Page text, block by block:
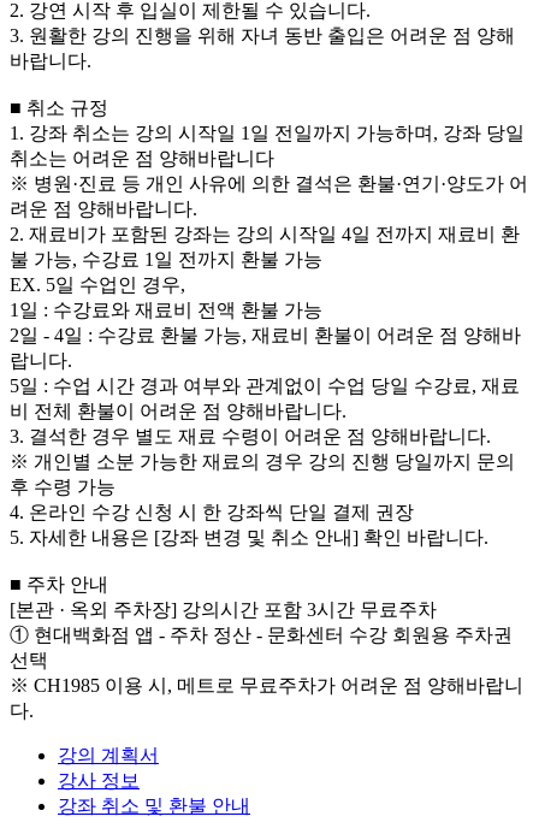
2. 강연 시작 후 입실이 제한될 수 있습니다.
3. 원활한 강의 진행을 위해 자녀 동반 출입은 어려운 점 양해
바랍니다.
■ 취소 규정
1. 강좌 취소는 강의 시작일 1일 전일까지 가능하며, 강좌 당일
취소는 어려운 점 양해바랍니다
※ 병원·진료 등 개인 사유에 의한 결석은 환불·연기·양도가 어
려운 점 양해바랍니다.
2. 재료비가 포함된 강좌는 강의 시작일 4일 전까지 재료비 환
불 가능, 수강료 1일 전까지 환불 가능
EX. 5일 수업인 경우,
1일 : 수강료와 재료비 전액 환불 가능
2일 - 4일 : 수강료 환불 가능, 재료비 환불이 어려운 점 양해바
랍니다.
5일 : 수업 시간 경과 여부와 관계없이 수업 당일 수강료, 재료
비 전체 환불이 어려운 점 양해바랍니다.
3. 결석한 경우 별도 재료 수령이 어려운 점 양해바랍니다.
※ 개인별 소분 가능한 재료의 경우 강의 진행 당일까지 문의
후 수령 가능
4. 온라인 수강 신청 시 한 강좌씩 단일 결제 권장
5. 자세한 내용은 [강좌 변경 및 취소 안내] 확인 바랍니다.
■ 주차 안내
[본관 · 옥외 주차장] 강의시간 포함 3시간 무료주차
① 현대백화점 앱 - 주차 정산 - 문화센터 수강 회원용 주차권
선택
※ CH1985 이용 시, 메트로 무료주차가 어려운 점 양해바랍니
다.
강의 계획서
강사 정보
강좌 취소 및 환불 안내